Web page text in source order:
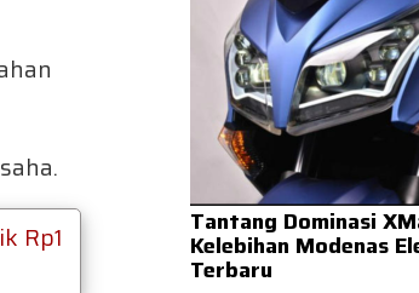
Rp1
Tantang Dominasi
Kelebihan Modenas
Terbaru